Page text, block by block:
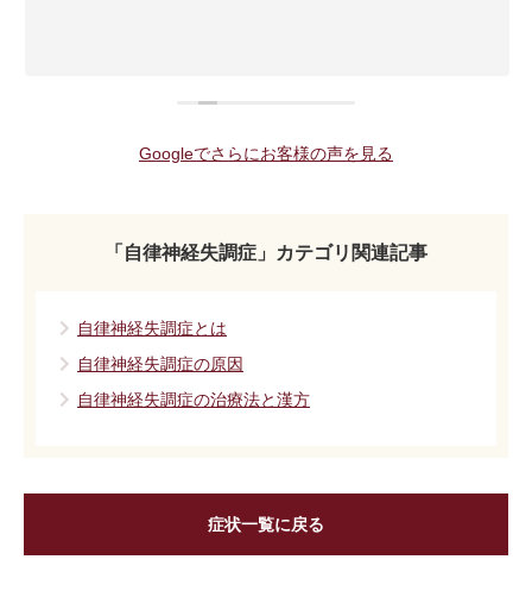
Googleでさらにお客様の声を見る
「自律神経失調症」カテゴリ関連記事
自律神経失調症とは
自律神経失調症の原因
自律神経失調症の治療法と漢方
症状一覧に戻る